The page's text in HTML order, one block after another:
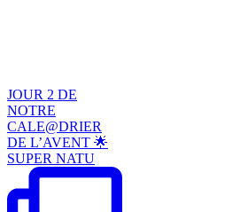
JOUR 2 DE
NOTRE
CALE@DRIER
DE L’AVENT 🌟
SUPER NATU